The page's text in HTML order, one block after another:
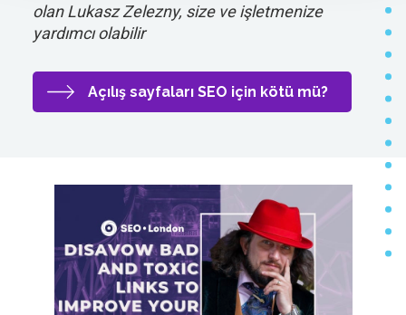
olan Lukasz Zelezny, size ve işletmenize
yardımcı olabilir
Açılış sayfaları SEO için kötü mü?